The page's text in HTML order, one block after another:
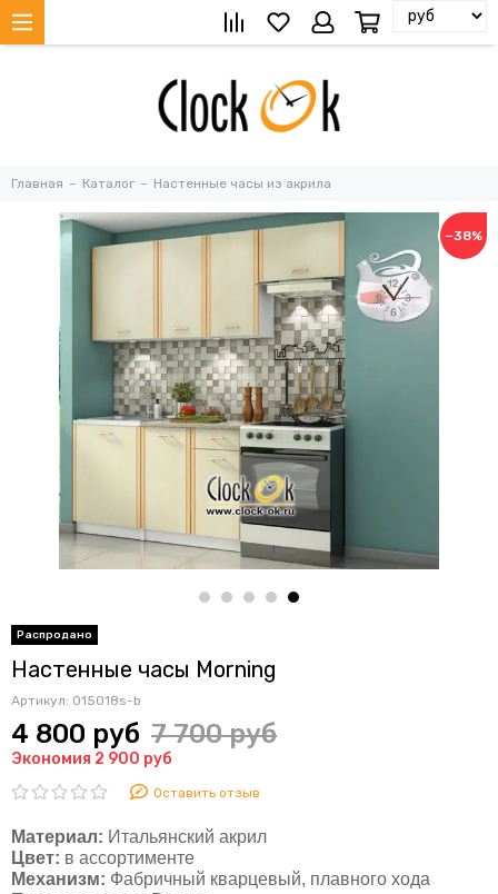
Главная Каталог Настенные часы из акрила
−38%
Настенные часы Morning
Артикул: 015018s-b
4 800 руб 7 700 руб
Экономия 2 900 руб
Оставить отзыв
Материал: Итальянский акрил
Цвет: в ассортименте
Механизм: Фабричный кварцевый, плавного хода